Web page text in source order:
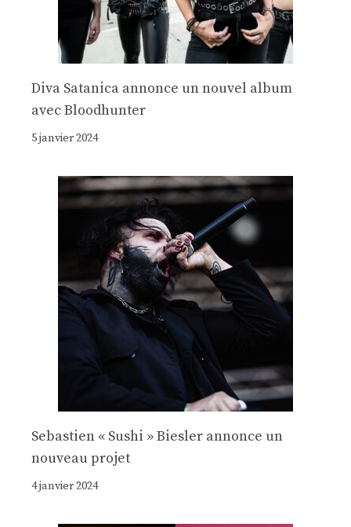
Diva Satanica annonce un nouvel album
avec Bloodhunter
5 janvier 2024
Sebastien « Sushi » Biesler annonce un
nouveau projet
4 janvier 2024